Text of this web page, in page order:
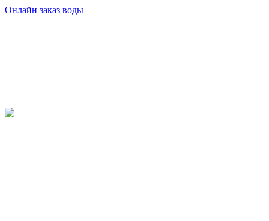
Онлайн заказ воды